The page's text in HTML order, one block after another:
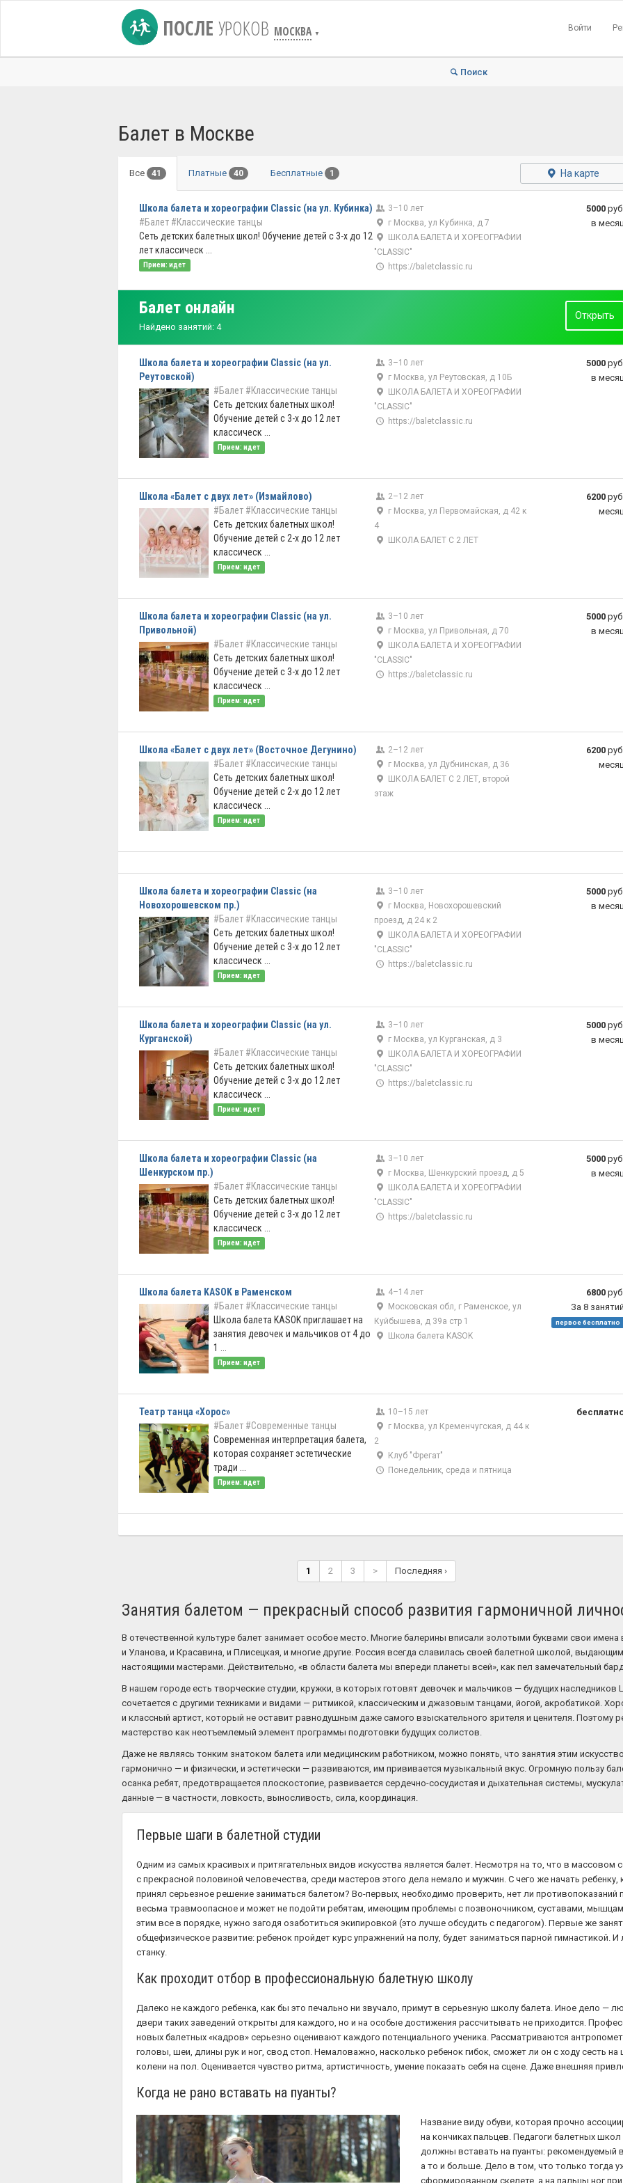
ПОСЛЕ УРОКОВ МОСКВА ▼
Войти
Поиск
Балет в Москве
Все 41 Платные 40 Бесплатные 1 На карте
Школа балета и хореографии Classic (на ул. Кубинка)
#Балет #Классические танцы
Сеть детских балетных школ! Обучение детей с 3-х до 12
лет классическ ...
Прием: идет
3–10 лет
г Москва, ул Кубинка, д 7
ШКОЛА БАЛЕТА И ХОРЕОГРАФИИ
"CLASSIC"
https://baletclassic.ru
5000
в
Балет онлайн
Найдено занятий: 4
Открыть
Школа балета и хореографии Classic (на ул.
Реутовской)
#Балет #Классические танцы
Сеть детских балетных школ!
Обучение детей с 3-х до 12 лет
классическ ...
Прием: идет
3–10 лет
г Москва, ул Реутовская, д 10Б
ШКОЛА БАЛЕТА И ХОРЕОГРАФИИ
"CLASSIC"
https://baletclassic.ru
5000
в
Школа «Балет с двух лет» (Измайлово)
#Балет #Классические танцы
Сеть детских балетных школ!
Обучение детей с 2-х до 12 лет
классическ ...
Прием: идет
2–12 лет
г Москва, ул Первомайская, д 42 к
4
ШКОЛА БАЛЕТ С 2 ЛЕТ
6200
Школа балета и хореографии Classic (на ул.
Привольной)
#Балет #Классические танцы
Сеть детских балетных школ!
Обучение детей с 3-х до 12 лет
классическ ...
Прием: идет
3–10 лет
г Москва, ул Привольная, д 70
ШКОЛА БАЛЕТА И ХОРЕОГРАФИИ
"CLASSIC"
https://baletclassic.ru
5000
в
Школа «Балет с двух лет» (Восточное Дегунино)
#Балет #Классические танцы
Сеть детских балетных школ!
Обучение детей с 2-х до 12 лет
классическ ...
Прием: идет
2–12 лет
г Москва, ул Дубнинская, д 36
ШКОЛА БАЛЕТ С 2 ЛЕТ, второй
этаж
6200
Школа балета и хореографии Classic (на
Новохорошевском пр.)
#Балет #Классические танцы
Сеть детских балетных школ!
Обучение детей с 3-х до 12 лет
классическ ...
Прием: идет
3–10 лет
г Москва, Новохорошевский
проезд, д 24 к 2
ШКОЛА БАЛЕТА И ХОРЕОГРАФИИ
"CLASSIC"
https://baletclassic.ru
5000
в
Школа балета и хореографии Classic (на ул.
Курганской)
#Балет #Классические танцы
Сеть детских балетных школ!
Обучение детей с 3-х до 12 лет
классическ ...
Прием: идет
3–10 лет
г Москва, ул Курганская, д 3
ШКОЛА БАЛЕТА И ХОРЕОГРАФИИ
"CLASSIC"
https://baletclassic.ru
5000
в
Школа балета и хореографии Classic (на
Шенкурском пр.)
#Балет #Классические танцы
Сеть детских балетных школ!
Обучение детей с 3-х до 12 лет
классическ ...
Прием: идет
3–10 лет
г Москва, Шенкурский проезд, д 5
ШКОЛА БАЛЕТА И ХОРЕОГРАФИИ
"CLASSIC"
https://baletclassic.ru
5000
в
Школа балета KASOK в Раменском
#Балет #Классические танцы
Школа балета KASOK приглашает на
занятия девочек и мальчиков от 4 до
1 ...
Прием: идет
4–14 лет
Московская обл, г Раменское, ул
Куйбышева, д 39а стр 1
Школа балета KASOK
6800
За 8 занятий
первое бесплатно
Театр танца «Хорос»
#Балет #Современные танцы
Современная интерпретация балета,
которая сохраняет эстетические
тради ...
Прием: идет
10–15 лет
г Москва, ул Кременчугская, д 44 к
2
Клуб "Фрегат"
Понедельник, среда и пятница
1 2 3 > Последняя ›
Занятия балетом — прекрасный способ развития гармоничной
В отечественной культуре балет занимает особое место. Многие балерины вписали золотыми буквами свои
и Уланова, и Красавина, и Плисецкая, и многие другие. Россия всегда славилась своей балетной школой,
настоящими мастерами. Действительно, «в области балета мы впереди планеты всей», как пел замечательный
В нашем городе есть творческие студии, кружки, в которых готовят девочек и мальчиков — будущих
сочетается с другими техниками и видами — ритмикой, классическим и джазовым танцами, йогой, акробатикой.
и классный артист, который не оставит равнодушным даже самого взыскательного зрителя и ценителя. Поэтому
мастерство как неотъемлемый элемент программы подготовки будущих солистов.
Даже не являясь тонким знатоком балета или медицинским работником, можно понять, что занятия этим
гармонично — и физически, и эстетически — развиваются, им прививается музыкальный вкус. Огромную пользу
осанка ребят, предотвращается плоскостопие, развивается сердечно-сосудистая и дыхательная системы,
данные — в частности, ловкость, выносливость, сила, координация.
Первые шаги в балетной студии
Одним из самых красивых и притягательных видов искусства является балет. Несмотря на то, что в массовом
с прекрасной половиной человечества, среди мастеров этого дела немало и мужчин. С чего же начать
принял серьезное решение заниматься балетом? Во-первых, необходимо проверить, нет ли противопоказаний
весьма травмоопасное и может не подойти ребятам, имеющим проблемы с позвоночником, суставами,
этим все в порядке, нужно загодя озаботиться экипировкой (это лучше обсудить с педагогом). Первые же
общефизическое развитие: ребенок пройдет курс упражнений на полу, будет заниматься парной гимнастикой.
станку.
Как проходит отбор в профессиональную балетную школу
Далеко не каждого ребенка, как бы это печально ни звучало, примут в серьезную школу балета. Иное дело —
двери таких заведений открыты для каждого, но и на особые достижения рассчитывать не приходится.
новых балетных «кадров» серьезно оценивают каждого потенциального ученика. Рассматриваются
головы, шеи, длины рук и ног, свод стоп. Немаловажно, насколько ребенок гибок, сможет ли он с ходу сесть на
колени на пол. Оценивается чувство ритма, артистичность, умение показать себя на сцене. Даже внешняя
Когда не рано вставать на пуанты?
Название виду обуви, которая прочно
на кончиках пальцев. Педагоги балетных
должны вставать на пуанты: рекомендуемый
а то и больше. Дело в том, что только тогда
сформированном скелете, а на пальцы ног